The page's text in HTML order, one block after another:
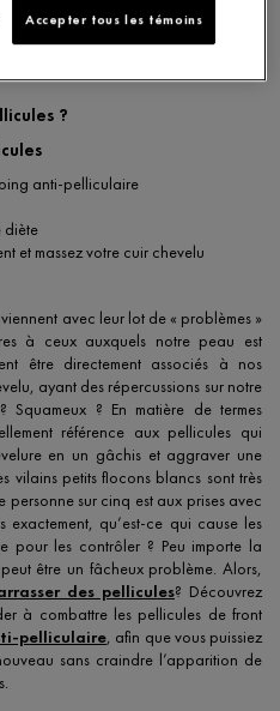
?
anti-pelliculaire
diète
et massez votre cuir chevelu
avec leur lot de « problèmes »
à ceux auxquels notre peau est
être directement associés à nos
ayant des répercussions sur notre
? En matière de termes
référence aux pellicules qui
en un gâchis et aggraver une
vilains petits flocons blancs sont très
personne sur cinq est aux prises avec
qu’est-ce qui cause les
pour les contrôler ? Peu importe la
être un fâcheux problème. Alors,
des pellicules? Découvrez
à combattre les pellicules de front
pelliculaire , afin que vous puissiez
sans craindre l’apparition de
Accepter tous les témoins